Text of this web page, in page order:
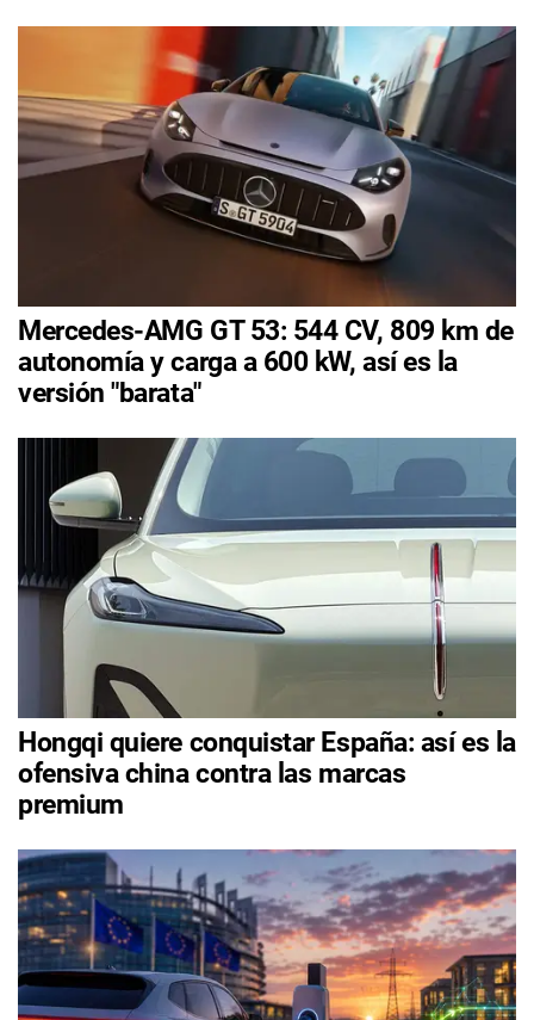
Mercedes-AMG GT 53: 544 CV, 809 km de
autonomía y carga a 600 kW, así es la
versión "barata"
Hongqi quiere conquistar España: así es la
ofensiva china contra las marcas
premium